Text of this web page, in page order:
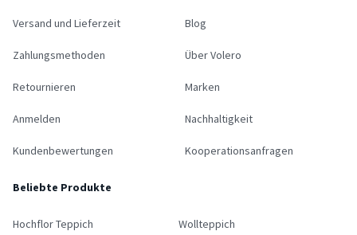
Versand und Lieferzeit
Zahlungsmethoden
Retournieren
Anmelden
Kundenbewertungen
Blog
Über Volero
Marken
Nachhaltigkeit
Kooperationsanfragen
Beliebte Produkte
Hochflor Teppich Wollteppich